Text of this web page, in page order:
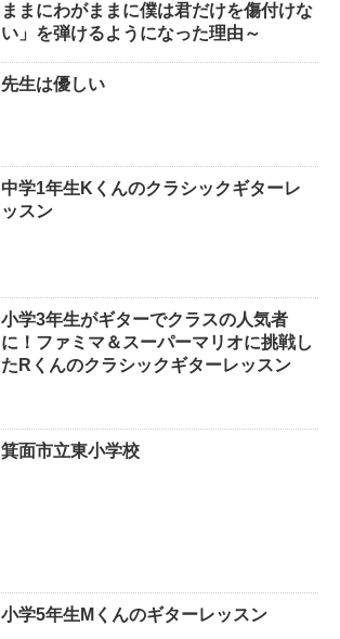
ままにわがままに僕は君だけを傷付けな
い」を弾けるようになった理由～
先生は優しい
中学1年生Kくんのクラシックギターレ
ッスン
小学3年生がギターでクラスの人気者
に！ファミマ＆スーパーマリオに挑戦し
たRくんのクラシックギターレッスン
箕面市立東小学校
小学5年生Mくんのギターレッスン